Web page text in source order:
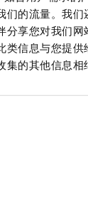
们的流量。我们
分享您对我们网
类信息与您提供
的其他信息相